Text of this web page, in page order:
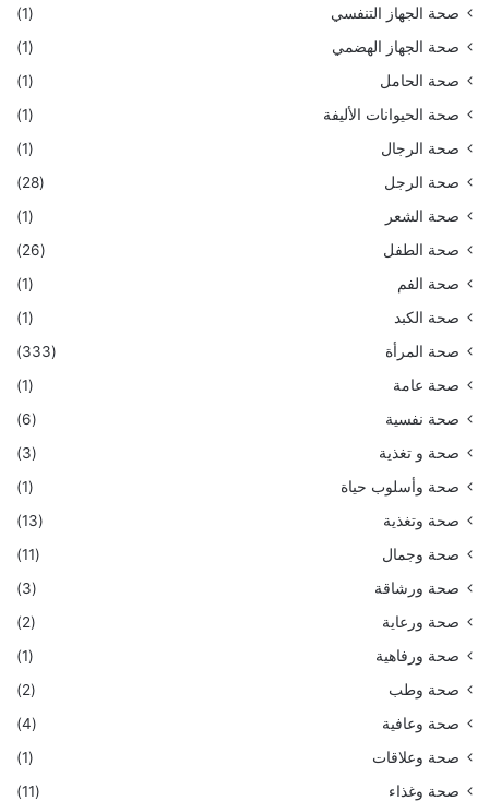
صحة الجهاز التنفسي
(1)
صحة الجهاز الهضمي
(1)
صحة الحامل
(1)
صحة الحيوانات الأليفة
(1)
صحة الرجال
(1)
صحة الرجل
(28)
صحة الشعر
(1)
صحة الطفل
(26)
صحة الفم
(1)
صحة الكبد
(1)
صحة المرأة
(333)
صحة عامة
(1)
صحة نفسية
(6)
صحة و تغذية
(3)
صحة وأسلوب حياة
(1)
صحة وتغذية
(13)
صحة وجمال
(11)
صحة ورشاقة
(3)
صحة ورعاية
(2)
صحة ورفاهية
(1)
صحة وطب
(2)
صحة وعافية
(4)
صحة وعلاقات
(1)
صحة وغذاء
(11)